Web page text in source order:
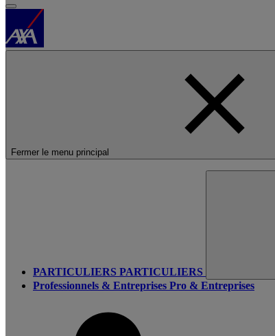
Fermer le menu principal
PARTICULIERS PARTICULIERS
Professionnels & Entreprises Pro & Entreprises